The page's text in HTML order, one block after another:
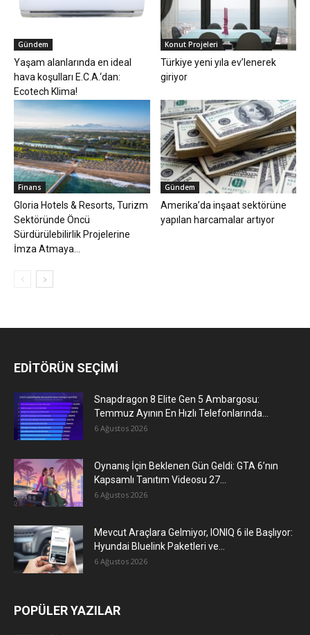
Gündem
Yaşam alanlarında en ideal
hava koşulları E.C.A.‘dan:
Ecotech Klima!
Konut Projeleri
Türkiye yeni yıla ev’lenerek
giriyor
Finans
Gloria Hotels & Resorts, Turizm
Sektöründe Öncü
Sürdürülebilirlik Projelerine
İmza Atmaya...
Gündem
Amerika’da inşaat sektörüne
yapılan harcamalar artıyor
EDİTÖRÜN SEÇİMİ
Snapdragon 8 Elite Gen 5 Ambargosu:
Temmuz Ayının En Hızlı Telefonlarında...
6 Ağustos 2026
Oynanış İçin Beklenen Gün Geldi: GTA 6’nın
Kapsamlı Tanıtım Videosu 27...
6 Ağustos 2026
Mevcut Araçlara Gelmiyor, IONIQ 6 ile Başlıyor:
Hyundai Bluelink Paketleri ve...
6 Ağustos 2026
POPÜLER YAZILAR